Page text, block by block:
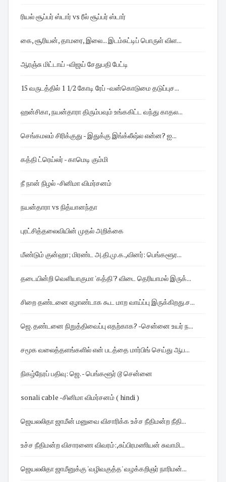
ரியல் சூப்பர் ஸ்டார் vs ரீல் சூப்பர் ஸ்டார்
கை, சூரியன், தாமரை, இலை... இடம்சுட்டிப் பொருள் விள...
ஆரஞ்சு மிட்டாய் -விஜய் சேதுபதி பேட்டி
15 வருடத்தில் 1 1/2 கோடி ரேப் -வன்கொடுமை தடுப்புச...
ஹன்சிகா, நயன்தாரா திரும்பவும் உங்ககிட்ட வந்து காதல...
செங்கமலம் சிரிக்குது - இதுக்கு இங்க்லீஷ்ல என்ன? ஐ...
கத்தி ட்ரெய்லர் - காமெடி கும்மி
நீ நான் நிழல் -சினிமா விமர்சனம்
நயன்தாரா vs நித்யானந்தா
புரட்சித்தலைவியின் முதல் அறிக்கை
மீண்டும் குன்ஹா; மிரண்ட அ.தி.மு.க.,வினர்: பெங்களூர...
தடையின்றி வெளியாகுமா 'கத்தி'? விடை தெரியாமல் இருக்...
சிறை தண்டனை ஏழாண்டாக கூட மாற வாய்ப்பு இருக்கிறது.ச...
ஜெ. தண்டனை நிறுத்திவைப்பு எதற்காக? -சென்னை உயர் ந...
சமூக வலைத்தளங்களில் என் படத்தை மார்பிங் செய்து ஆப...
நிகழ்நேரப் பதிவு: ஜெ. - பெங்களூர் டூ சென்னை
sonali cable -சினிமா விமர்சனம் ( hindi )
ஜெயலலிதா ஜாமீன் மனுவை விசாரிக்க உச்ச நீதிமன்ற நீதி...
உச்ச நீதிமன்ற விசாரணை விவரம்:,சுப்பிரமணியன் சுவாமி...
ஜெயலலிதா ஜாமீனுக்கு 'வழிவகுத்த' வழக்கறிஞர் நாரிமன்...